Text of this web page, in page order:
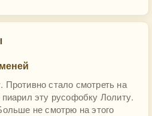
стало смотреть на
эту русофобку Лолиту.
не смотрю на этого